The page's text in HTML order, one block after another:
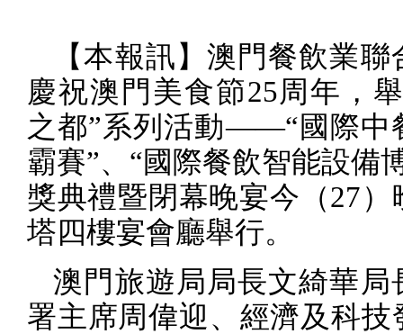
【本報訊】澳門餐飲業
慶祝澳門美食節25周年，
之都”系列活動——“國際中
霸賽”、“國際餐飲智能設備
獎典禮暨閉幕晚宴今（27）
塔四樓宴會廳舉行。
澳門旅遊局局長文綺華局
署主席周偉迎、經濟及科技